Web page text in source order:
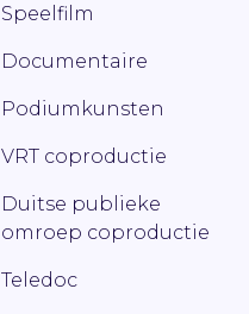
Speelfilm
Documentaire
Podiumkunsten
VRT coproductie
Duitse publieke
omroep coproductie
Teledoc